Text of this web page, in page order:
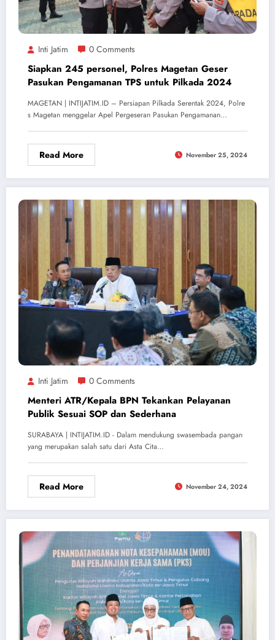
Inti Jatim 0 Comments
Siapkan 245 personel, Polres Magetan Geser
Pasukan Pengamanan TPS untuk Pilkada 2024
MAGETAN | INTIJATIM.ID – Persiapan Pilkada Serentak 2024, Polre
s Magetan menggelar Apel Pergeseran Pasukan Pengamanan…
Read More November 25, 2024
Inti Jatim 0 Comments
Menteri ATR/Kepala BPN Tekankan Pelayanan
Publik Sesuai SOP dan Sederhana
SURABAYA | INTIJATIM.ID - Dalam mendukung swasembada pangan
yang merupakan salah satu dari Asta Cita…
Read More November 24, 2024